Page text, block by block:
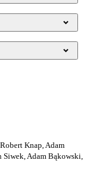
Knap, Adam
Adam Bąkowski,